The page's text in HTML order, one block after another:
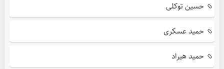
حسین توکلی
حمید عسکری
حمید هیراد